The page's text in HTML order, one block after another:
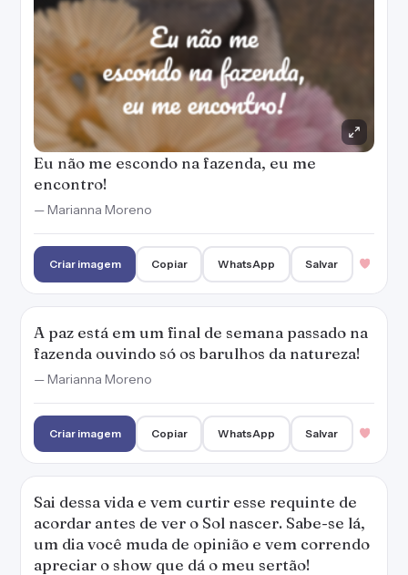
Eu não me escondo na fazenda, eu me
encontro!
— Marianna Moreno
Criar imagem Copiar WhatsApp Salvar
A paz está em um final de semana passado na
fazenda ouvindo só os barulhos da natureza!
— Marianna Moreno
Criar imagem Copiar WhatsApp Salvar
Sai dessa vida e vem curtir esse requinte de
acordar antes de ver o Sol nascer. Sabe-se lá,
um dia você muda de opinião e vem correndo
apreciar o show que dá o meu sertão!